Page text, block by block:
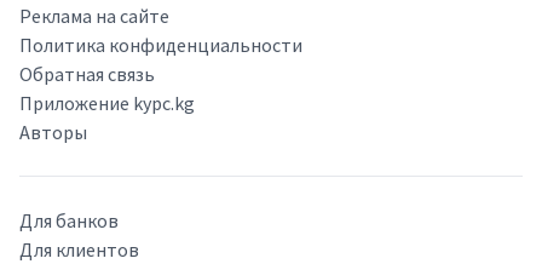
Реклама на сайте
Политика конфиденциальности
Обратная связь
Приложение kypc.kg
Авторы
Для банков
Для клиентов